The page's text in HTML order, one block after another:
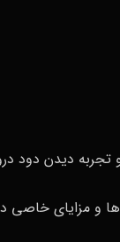
تجربه دیدن دود
و مزایای